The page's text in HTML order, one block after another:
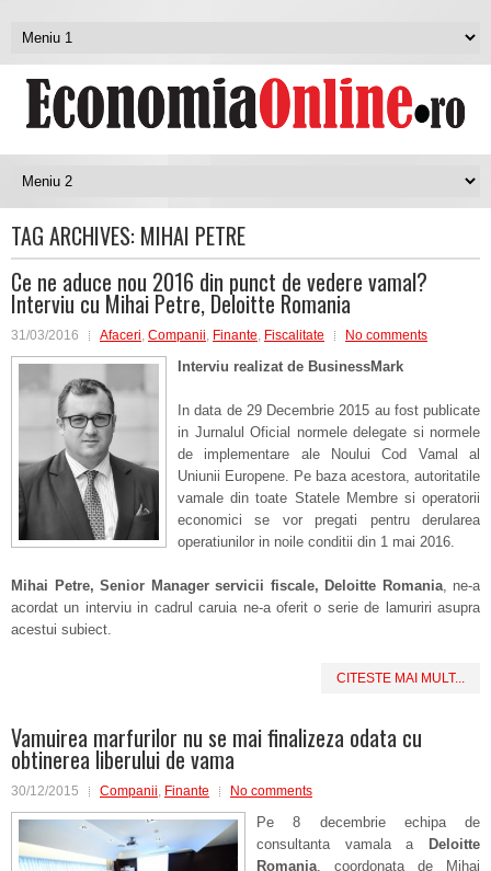
TAG ARCHIVES: MIHAI PETRE
Ce ne aduce nou 2016 din punct de vedere vamal?
Interviu cu Mihai Petre, Deloitte Romania
31/03/2016 Afaceri, Companii, Finante, Fiscalitate No comments
Interviu realizat de BusinessMark
In data de 29 Decembrie 2015 au fost publicate
in Jurnalul Oficial normele delegate si normele
de implementare ale Noului Cod Vamal al
Uniunii Europene. Pe baza acestora, autoritatile
vamale din toate Statele Membre si operatorii
economici se vor pregati pentru derularea
operatiunilor in noile conditii din 1 mai 2016.
Mihai Petre, Senior Manager servicii fiscale, Deloitte Romania, ne-a
acordat un interviu in cadrul caruia ne-a oferit o serie de lamuriri asupra
acestui subiect.
CITESTE MAI MULT...
Vamuirea marfurilor nu se mai finalizeza odata cu
obtinerea liberului de vama
30/12/2015 Companii, Finante No comments
Pe 8 decembrie echipa de
consultanta vamala a
Deloitte
Romania, coordonata de Mihai